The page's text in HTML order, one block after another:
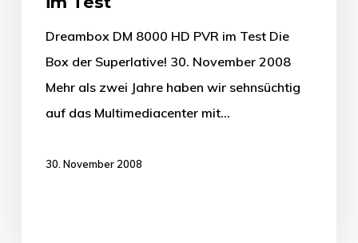
Dreambox DM 8000 HD PVR im Test Die
Box der Superlative! 30. November 2008
Mehr als zwei Jahre haben wir sehnsüchtig
auf das Multimediacenter mit…
30. November 2008